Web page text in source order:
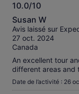
10.0/10
10.0
sur
10
Susan W
Avis laissé sur
27 oct. 2024
Canada
An excellent tour
different areas and
Date de l’activité : 26